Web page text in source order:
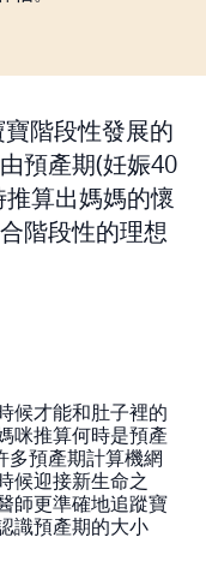
階段性發展的
預產期(妊娠40
算出媽媽的懷
階段性的理想
候才能和肚子裡的
咪推算何時是預產
多預產期計算機網
候迎接新生命之
師更準確地追蹤寶
識預產期的大小